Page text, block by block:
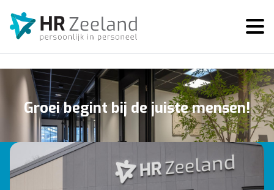
Groei begint bij de juiste mensen!